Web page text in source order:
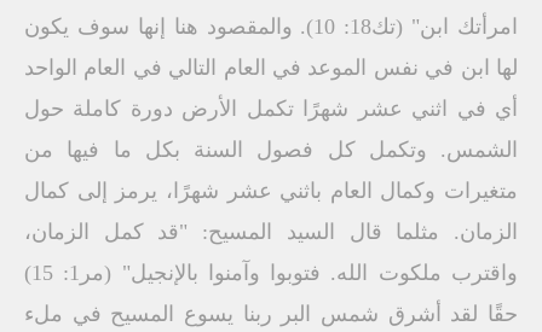
امرأتك ابن" (تك18: 10). والمقصود هنا إنها سوف يكون
لها ابن في نفس الموعد في العام التالي في العام الواحد
أي في اثني عشر شهرًا تكمل الأرض دورة كاملة حول
الشمس. وتكمل كل فصول السنة بكل ما فيها من
متغيرات وكمال العام باثني عشر شهرًا، يرمز إلى كمال
الزمان. مثلما قال السيد المسيح: "قد كمل الزمان،
واقترب ملكوت الله. فتوبوا وآمنوا بالإنجيل" (مر1: 15)
حقًا لقد أشرق شمس البر ربنا يسوع المسيح في ملء